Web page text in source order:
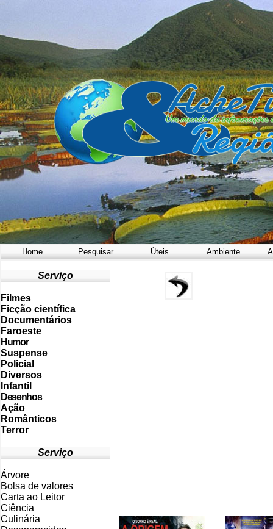
Home Pesquisar Úteis Ambiente
Serviço
Filmes
Ficção científica
Documentários
Faroeste
Humor
Suspense
Policial
Diversos
Infantil
Desenhos
Ação
Românticos
Terror
Serviço
Árvore
Bolsa de valores
Carta ao Leitor
Ciência
Culinária